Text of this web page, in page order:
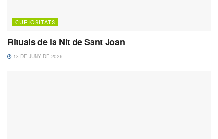
CURIOSITATS
Rituals de la Nit de Sant Joan
18 DE JUNY DE 2026